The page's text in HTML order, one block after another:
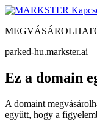
parked-hu.markster.ai
Ez a domain
A domaint
együtt, hogy a